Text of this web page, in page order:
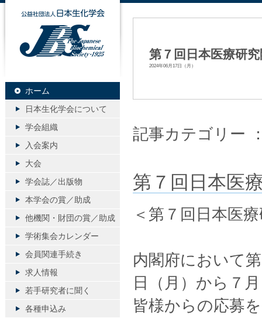
第７回日本医療研
2024年06月17日（月）
記事カテゴリー
第７回日本医
＜第７回日本医
内閣府において
日（月）から７
皆様からの応募
公益社団法人日本生化学会
ホーム
日本生化学会について
学会組織
入会案内
大会
学会誌／出版物
本学会の賞／助成
他機関・財団の賞／助成
学術集会カレンダー
会員関連手続き
求人情報
若手研究者に聞く
各種申込み